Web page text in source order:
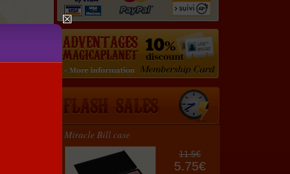
Miracle Bill case
11.5€
5.75€